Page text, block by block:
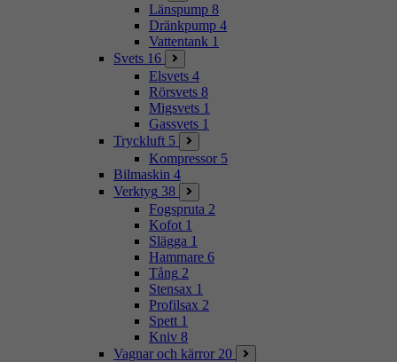
Länspump 8
Dränkpump 4
Vattentank 1
Svets 16
Elsvets 4
Rörsvets 8
Migsvets 1
Gassvets 1
Tryckluft 5
Kompressor 5
Bilmaskin 4
Verktyg 38
Fogspruta 2
Kofot 1
Slägga 1
Hammare 6
Tång 2
Stensax 1
Profilsax 2
Spett 1
Kniv 8
Vagnar och kärror 20